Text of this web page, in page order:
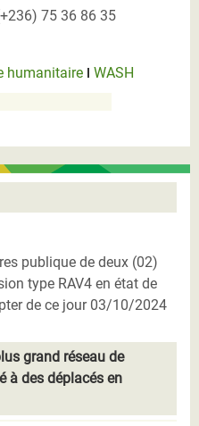
75 36 86 35
humanitaire WASH
publique de deux (02)
type RAV4 en état de
de ce jour 03/10/2024
grand réseau de
à des déplacés en